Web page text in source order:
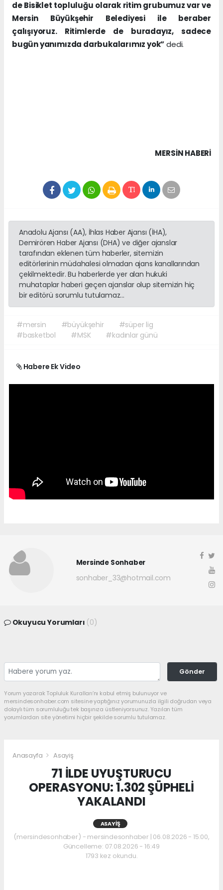
de Bisiklet topluluğu olarak ritim grubumuz var ve
Mersin Büyükşehir Belediyesi ile beraber
çalışıyoruz. Ritimlerde de buradayız, sadece
bugün yanımızda darbukalarımız yok”dedi.
MERSIN HABERİ
Anadolu Ajansı (AA), İhlas Haber Ajansı (İHA),
Demirören Haber Ajansı (DHA) ve diğer ajanslar
tarafından eklenen tüm haberler, sitemizin
editörlerinin müdahalesi olmadan ajans kanallarından
çekilmektedir. Bu haberlerde yer alan hukuki
muhataplar haberi geçen ajanslar olup sitemizin hiç
bir editörü sorumlu tutulamaz...
#mersin #büyükşehir
#süper lig
#basketbol
#MSK #kadınlar günü
Habere Ek Video
Mersinde Sonhaber
sonhaber_33@hotmail.com
Okuyucu Yorumları (0)
Gönder
Yorum yazarak Topluluk Kuralları’nı kabul etmiş bulunuyor ve
mersindesonhaber.com sitesine yaptığınız yorumunuzla ilgili doğrudan veya
dolaylı tüm sorumluluğu tek başınıza üstleniyorsunuz. Yazılan tüm
yorumlardan site yönetimi hiçbir şekilde sorumlu tutulamaz.
Anasayfa Asayiş
71 İLDE UYUŞTURUCU
OPERASYONU: 1.302 ŞÜPHELİ
YAKALANDI
ASAYIŞ
(mersindesonhaber) - mersindesonhaber | 06.08.2026 - 15:00,
Güncelleme: 07.08.2026 - 16:49
1793 kez okundu.